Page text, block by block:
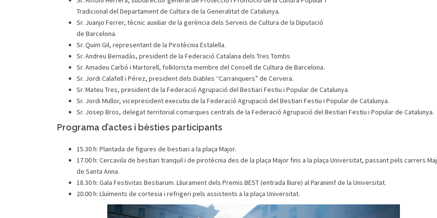
Tradicional del Departament de Cultura de la Generalitat de Catalunya.
Sr. Juanjo Ferrer, tècnic auxiliar de la gerència dels Serveis de Cultura de la Diputació
de Barcelona.
Sr. Quim Gil, representant de la Pirotècnia Estalella.
Sr. Andreu Bernadàs, president de la Federació Catalana dels Tres Tombs
Sr. Amadeu Carbó i Martorell, folklorista membre del Consell de Cultura de Barcelona.
Sr. Jordi Calafell i Pérez, president dels Diables “Carranquers” de Cervera.
Sr. Mateu Tres, president de la Federació Agrupació del Bestiari Festiu i Popular de Catalunya.
Sr. Jordi Mullor, vicepresident executiu de la Federació Agrupació del Bestiari Festiu i Popular de Catalunya.
Sr. Josep Bros, delegat territorial comarques centrals de la Federació Agrupació del Bestiari Festiu i Popular de Catalunya.
Programa d’actes i bèsties participants
15.30 h: Plantada de figures de bestiari a la plaça Major.
17.00 h: Cercavila de bestiari tranquil i de pirotècnia des de la plaça Major fins a la plaça Universitat, passant pels carrers
de Santa Anna.
18.30 h: Gala Festivitas Bestiarum. Lliurament dels Premis BEST (entrada lliure) al Paranimf de la Universitat.
20.00 h: Lluïments de cortesia i refrigeri pels assistents a la plaça Universitat.